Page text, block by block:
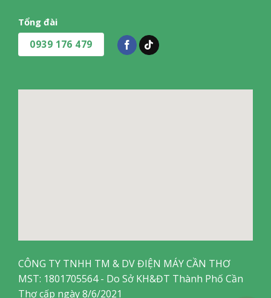
Loại motor và công suất hoạt động
Tổng đài
0939 176 479
CÔNG TY TNHH TM & DV ĐIỆN MÁY CẦN THƠ
MST: 1801705564 - Do Sở KH&ĐT Thành Phố Cần
Thơ cấp ngày 8/6/2021